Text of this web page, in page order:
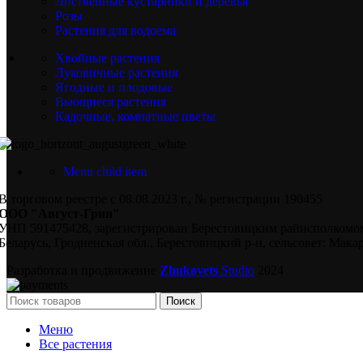
Розы
Растения для водоема
Хвойные растения
Луковичные растения
Ягодные и плодовые
Вьющиеся растения
Кадочные, комнатные цветы
Menu child item
торговом реестре с 08.08.2023 г., № регистрации 190455
"Август-Грин"
591475428, зарегистрирован Берестовицким
Гродненская обл., Берестовицкий р-н, сельсовет:
Zhukovets Studio
Поиск
Меню
Все растения